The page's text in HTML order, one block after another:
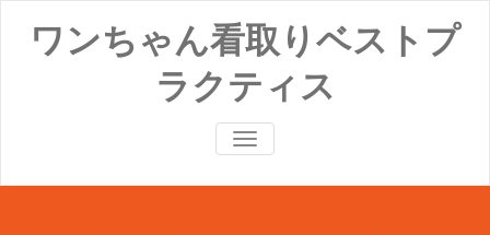
ッ
ワンちゃん看取りベストプ
ラクティス
ナ
ビ